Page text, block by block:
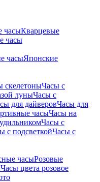
часыКварцевые
часы
часыЯпонские
скелетоныЧасы с
луныЧасы с
для дайверовЧасы для
часыЧасы на
Часы с
с подсветкойЧасы с
часыРозовые
Часы цвета розовое